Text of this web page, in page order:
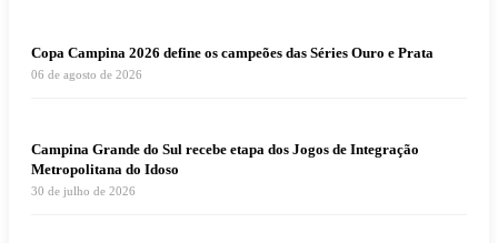
Copa Campina 2026 define os campeões das Séries Ouro e Prata
06 de agosto de 2026
Campina Grande do Sul recebe etapa dos Jogos de Integração
Metropolitana do Idoso
30 de julho de 2026